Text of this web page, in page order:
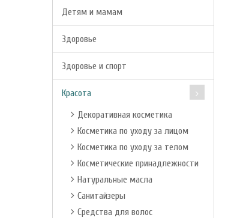
Детям и мамам
Здоровье
Здоровье и спорт
Красота
Декоративная косметика
Косметика по уходу за лицом
Косметика по уходу за телом
Косметические принадлежности
Натуральные масла
Санитайзеры
Средства для волос